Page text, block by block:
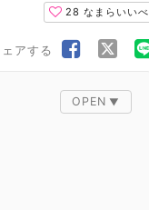
28 なまらいいべ
アする